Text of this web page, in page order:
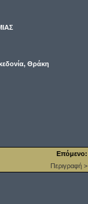
Θράκη
Επόμενο:
Περιγραφή >